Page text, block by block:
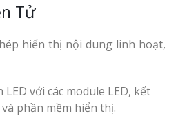
Tử
hiển thị nội dung linh hoạt,
LED với các module LED, kết
phần mềm hiển thị.